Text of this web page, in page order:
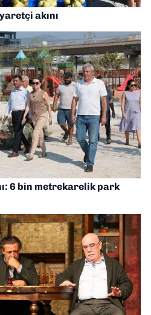
akını
6 bin metrekarelik park